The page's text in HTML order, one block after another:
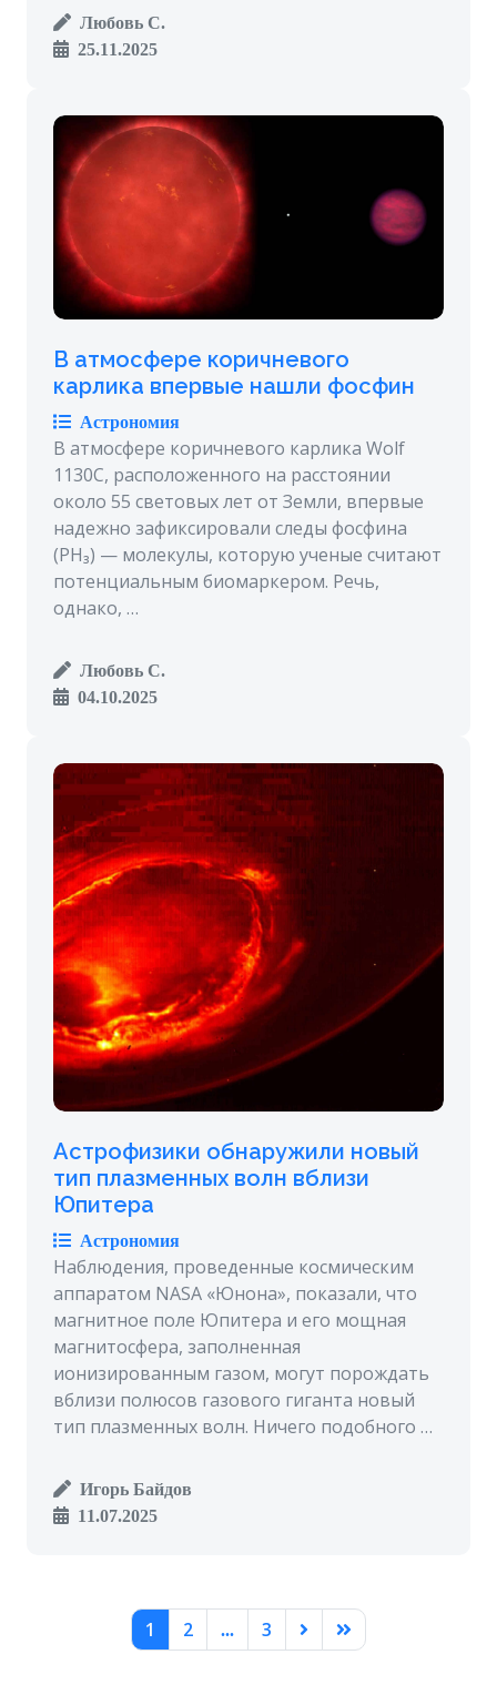
Любовь С.
25.11.2025
В атмосфере коричневого
карлика впервые нашли фосфин
Астрономия
В атмосфере коричневого карлика Wolf
1130C, расположенного на расстоянии
около 55 световых лет от Земли, впервые
надежно зафиксировали следы фосфина
(PH₃) — молекулы, которую ученые считают
потенциальным биомаркером. Речь,
однако, …
Любовь С.
04.10.2025
Астрофизики обнаружили новый
тип плазменных волн вблизи
Юпитера
Астрономия
Наблюдения, проведенные космическим
аппаратом NASA «Юнона», показали, что
магнитное поле Юпитера и его мощная
магнитосфера, заполненная
ионизированным газом, могут порождать
вблизи полюсов газового гиганта новый
тип плазменных волн. Ничего подобного …
Игорь Байдов
11.07.2025
1 2 ... 3